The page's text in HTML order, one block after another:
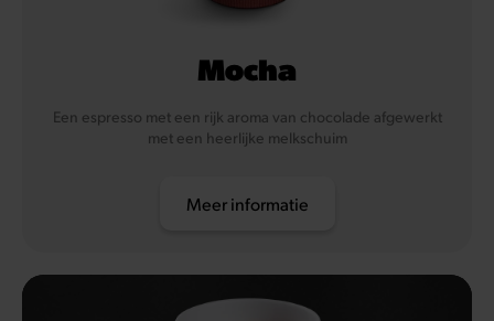
Mocha
Een espresso met een rijk aroma van chocolade afgewerkt
met een heerlijke melkschuim
Meer informatie